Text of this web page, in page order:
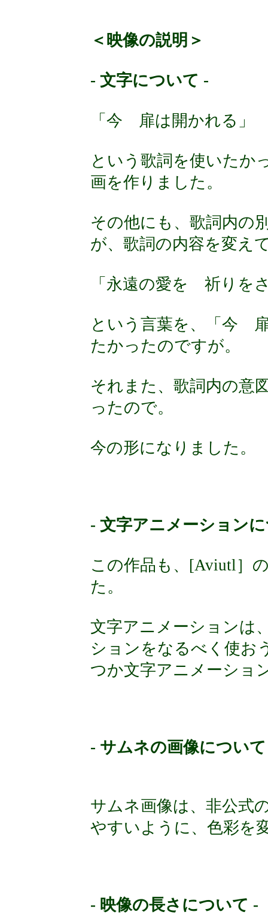
＜映像の説明＞
- 文字について -
「今 扉は開かれる」
という歌詞を使いたか
画を作りました。
その他にも、歌詞内の
が、歌詞の内容を変え
「永遠の愛を 祈りを
という言葉を、「今
たかったのですが。
それまた、歌詞内の意
ったので。
今の形になりました。
- 文字アニメーション
この作品も、[Aviutl］
た。
文字アニメーションは
ションをなるべく使お
つか文字アニメーショ
- サムネの画像につい
サムネ画像は、非公式
やすいように、色彩を
- 映像の長さについて -